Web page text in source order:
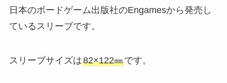
日本のボードゲーム出版社のEngamesから発売し
ているスリーブです。
スリーブサイズは82×122㎜です。